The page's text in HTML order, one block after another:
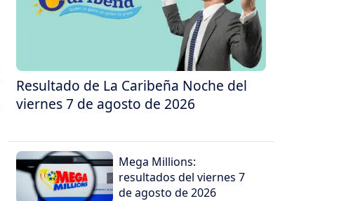
Resultado de La Caribeña Noche del
viernes 7 de agosto de 2026
Mega Millions:
resultados del viernes 7
de agosto de 2026